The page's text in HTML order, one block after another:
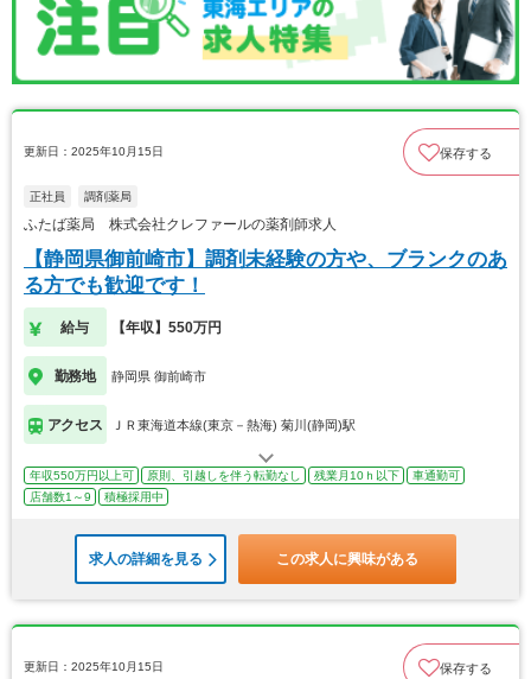
更新日：2025年10月15日 保存する
正社員 調剤薬局
ふたば薬局 株式会社クレファールの薬剤師求人
【静岡県御前崎市】調剤未経験の方や、ブランクのあ
る方でも歓迎です！
給与 【年収】550万円
勤務地 静岡県 御前崎市
アクセス ＪＲ東海道本線(東京－熱海) 菊川(静岡)駅
年収550万円以上可 原則、引越しを伴う転勤なし 残業月10ｈ以下
車通勤可
店舗数1～9
積極採用中
求人の詳細を見る この求人に興味がある
更新日：2025年10月15日 保存する